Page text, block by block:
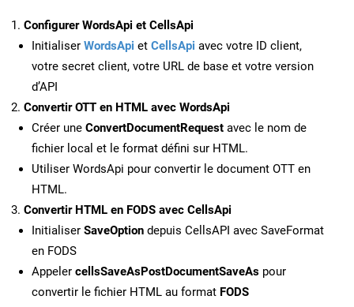
Configurer WordsApi et CellsApi
Initialiser WordsApi et CellsApi avec votre ID client,
votre secret client, votre URL de base et votre version
d’API
Convertir OTT en HTML avec WordsApi
Créer une ConvertDocumentRequest avec le nom de
fichier local et le format défini sur HTML.
Utiliser WordsApi pour convertir le document OTT en
HTML.
Convertir HTML en FODS avec CellsApi
Initialiser SaveOption depuis CellsAPI avec SaveFormat
en FODS
Appeler cellsSaveAsPostDocumentSaveAs pour
convertir le fichier HTML au format FODS